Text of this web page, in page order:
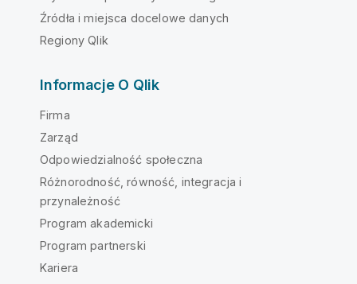
Źródła i miejsca docelowe danych
Regiony Qlik
Informacje O Qlik
Firma
Zarząd
Odpowiedzialność społeczna
Różnorodność, równość, integracja i
przynależność
Program akademicki
Program partnerski
Kariera